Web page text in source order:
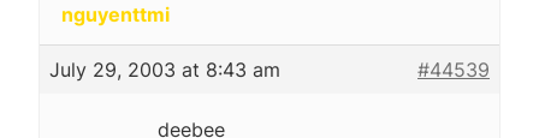
nguyenttmi
July 29, 2003 at 8:43 am #44539
deebee